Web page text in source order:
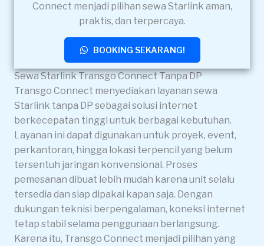
Connect menjadi pilihan sewa Starlink aman,
praktis, dan terpercaya.
BOOKING SEKARANG!
Sewa Starlink Transgo Connect Tanpa DP
Transgo Connect menyediakan layanan sewa
Starlink tanpa DP sebagai solusi internet
berkecepatan tinggi untuk berbagai kebutuhan.
Layanan ini dapat digunakan untuk proyek, event,
perkantoran, hingga lokasi terpencil yang belum
tersentuh jaringan konvensional. Proses
pemesanan dibuat lebih mudah karena unit selalu
tersedia dan siap dipakai kapan saja. Dengan
dukungan teknisi berpengalaman, koneksi internet
tetap stabil selama penggunaan berlangsung.
Karena itu, Transgo Connect menjadi pilihan yang